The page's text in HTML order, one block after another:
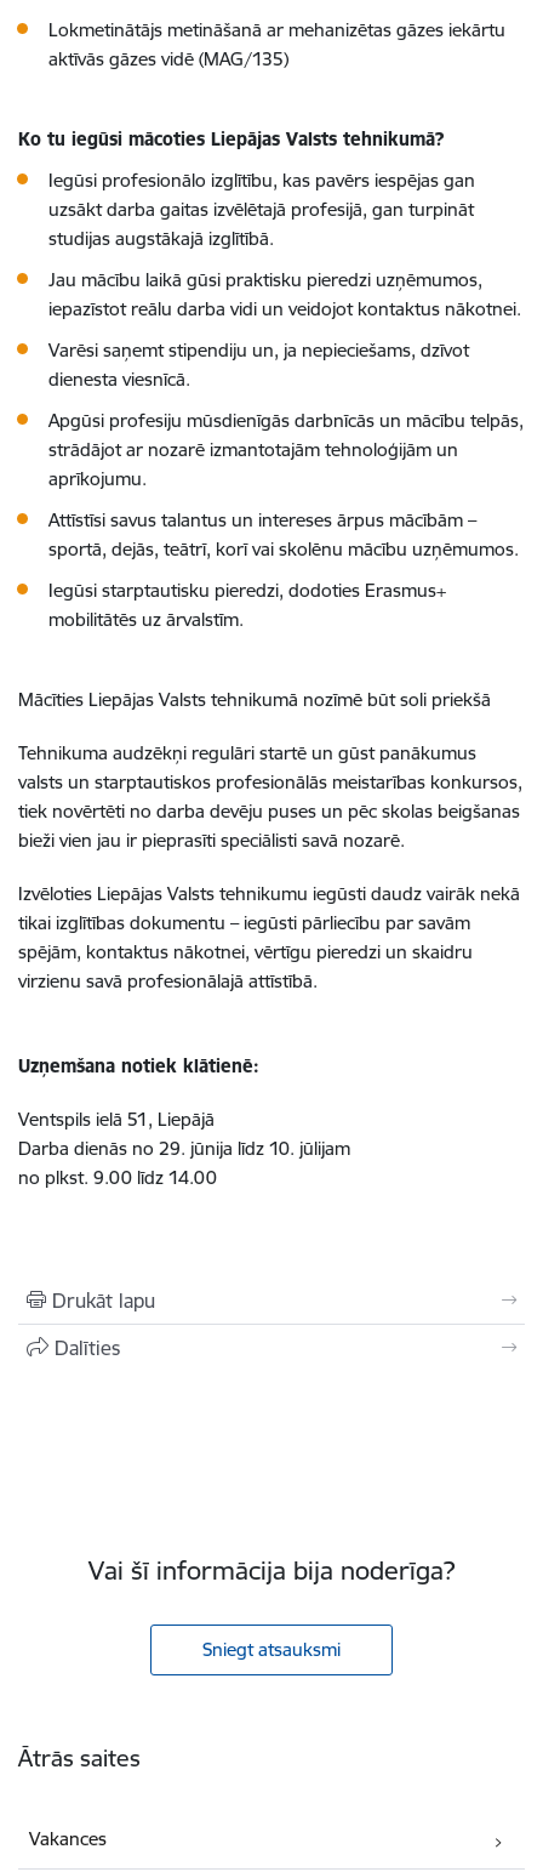
Lokmetinātājs metināšanā ar mehanizētas gāzes iekārtu
aktīvās gāzes vidē (MAG/135)
Ko tu iegūsi mācoties Liepājas Valsts tehnikumā?
Iegūsi profesionālo izglītību, kas pavērs iespējas gan
uzsākt darba gaitas izvēlētajā profesijā, gan turpināt
studijas augstākajā izglītībā.
Jau mācību laikā gūsi praktisku pieredzi uzņēmumos,
iepazīstot reālu darba vidi un veidojot kontaktus nākotnei.
Varēsi saņemt stipendiju un, ja nepieciešams, dzīvot
dienesta viesnīcā.
Apgūsi profesiju mūsdienīgās darbnīcās un mācību telpās,
strādājot ar nozarē izmantotajām tehnoloģijām un
aprīkojumu.
Attīstīsi savus talantus un intereses ārpus mācībām –
sportā, dejās, teātrī, korī vai skolēnu mācību uzņēmumos.
Iegūsi starptautisku pieredzi, dodoties Erasmus+
mobilitātēs uz ārvalstīm.
Mācīties Liepājas Valsts tehnikumā nozīmē būt soli priekšā
Tehnikuma audzēkņi regulāri startē un gūst panākumus
valsts un starptautiskos profesionālās meistarības konkursos,
tiek novērtēti no darba devēju puses un pēc skolas beigšanas
bieži vien jau ir pieprasīti speciālisti savā nozarē.
Izvēloties Liepājas Valsts tehnikumu iegūsti daudz vairāk nekā
tikai izglītības dokumentu – iegūsti pārliecību par savām
spējām, kontaktus nākotnei, vērtīgu pieredzi un skaidru
virzienu savā profesionālajā attīstībā.
Uzņemšana notiek klātienē:
Ventspils ielā 51, Liepājā
Darba dienās no 29. jūnija līdz 10. jūlijam
no plkst. 9.00 līdz 14.00
Drukāt lapu
Dalīties
Vai šī informācija bija noderīga?
Sniegt atsauksmi
Ātrās saites
Vakances